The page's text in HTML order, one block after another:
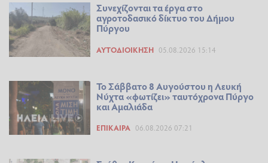
Συνεχίζονται τα έργα στο
αγροτοδασικό δίκτυο του Δήμου
Πύργου
ΑΥΤΟΔΙΟΊΚΗΣΗ 05.08.2026 15:14
Το Σάββατο 8 Αυγούστου η Λευκή
Νύχτα «φωτίζει» ταυτόχρονα Πύργο
και Αμαλιάδα
ΕΠΊΚΑΙΡΑ 06.08.2026 07:21